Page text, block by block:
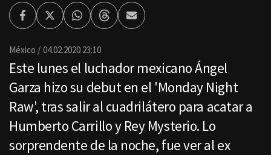
FacebookTwitterWhatsappThreadsEnviar
por
México 04.02.2020 23:10
Este lunes el luchador mexicano Ángel
Garza hizo su debut en el 'Monday Night
Raw', tras salir al cuadrilátero para acatar a
Humberto Carrillo y Rey Mysterio. Lo
sorprendente de la noche, fue ver al ex